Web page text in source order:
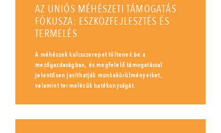
AZ UNIÓS MÉHÉSZETI TÁMOGATÁS
FÓKUSZA: ESZKÖZFEJLESZTÉS ÉS
TERMELÉS
A méhészek kulcsszerepet töltenek be a
mezőgazdaságban, és megfelelő támogatással
jelentősen javíthatják munkakörülményeiket,
valamint termelésük hatékonyságát.